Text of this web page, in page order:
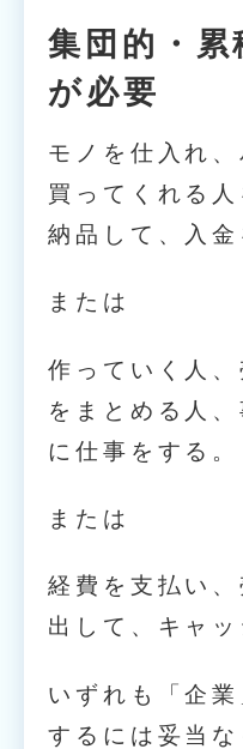
集団的・累
が必要
モノを仕入れ、
買ってくれる
納品して、入金
または
作っていく人
をまとめる人
に仕事をする。
または
経費を支払い
出して、キャッ
いずれも「企
するには妥当な